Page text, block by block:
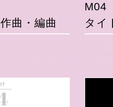
曲・編曲
M04
タイ